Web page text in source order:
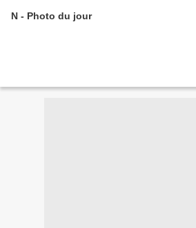
N - Photo du jour